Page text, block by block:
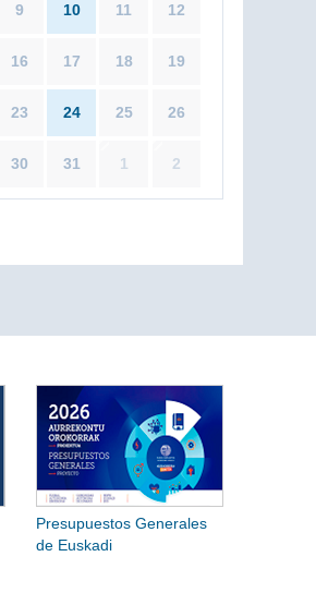
9 10 11 12
16 17 18 19
23 24 25 26
30 31 1 2
Presupuestos Generales
de Euskadi